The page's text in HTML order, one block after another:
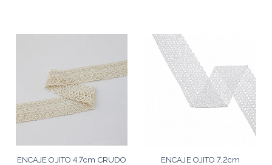
ENCAJE OJITO 4,7cm CRUDO
ENCAJE OJITO 7,2cm